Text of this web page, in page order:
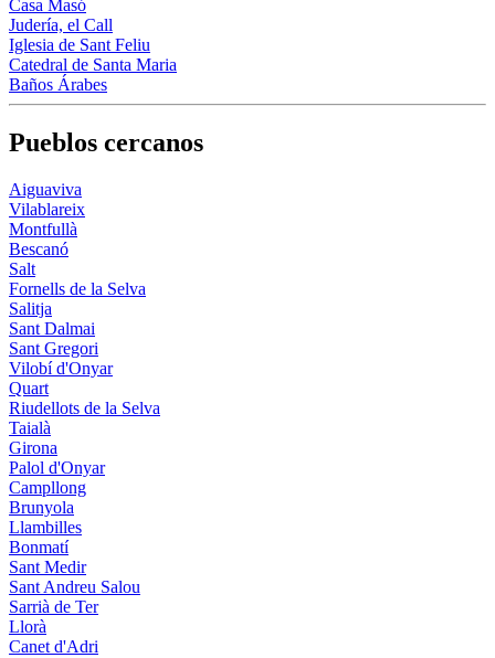
Casa Masó
Judería, el Call
Iglesia de Sant Feliu
Catedral de Santa Maria
Baños Árabes
Pueblos cercanos
Aiguaviva
Vilablareix
Montfullà
Bescanó
Salt
Fornells de la Selva
Salitja
Sant Dalmai
Sant Gregori
Vilobí d'Onyar
Quart
Riudellots de la Selva
Taialà
Girona
Palol d'Onyar
Campllong
Brunyola
Llambilles
Bonmatí
Sant Medir
Sant Andreu Salou
Sarrià de Ter
Llorà
Canet d'Adri